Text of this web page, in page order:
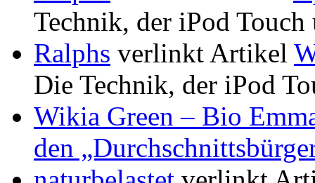
Technik, der iPod Touch
Ralphs verlinkt Artikel
Die Technik, der iPod
Wikia Green – Bio
den